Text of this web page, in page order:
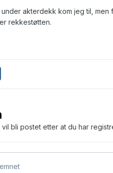
under akterdekk kom jeg til,
rekkestøtten.
bli postet etter at du har